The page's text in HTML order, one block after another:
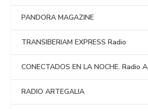
PANDORA MAGAZINE
TRANSIBERIAM EXPRESS Radio
CONECTADOS EN LA NOCHE. Radio
RADIO ARTEGALIA